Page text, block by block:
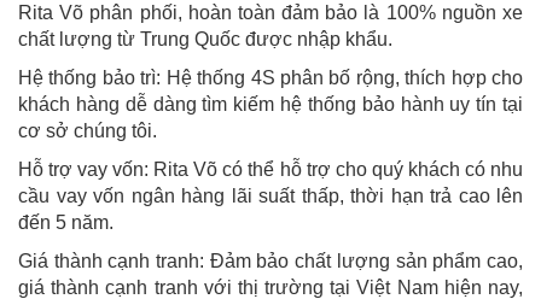
Rita Võ phân phối, hoàn toàn đảm bảo là 100% nguồn xe
chất lượng từ Trung Quốc được nhập khẩu.
Hệ thống bảo trì: Hệ thống 4S phân bố rộng, thích hợp cho
khách hàng dễ dàng tìm kiếm hệ thống bảo hành uy tín tại
cơ sở chúng tôi.
Hỗ trợ vay vốn: Rita Võ có thể hỗ trợ cho quý khách có nhu
cầu vay vốn ngân hàng lãi suất thấp, thời hạn trả cao lên
đến 5 năm.
Giá thành cạnh tranh: Đảm bảo chất lượng sản phẩm cao,
giá thành cạnh tranh với thị trường tại Việt Nam hiện nay,